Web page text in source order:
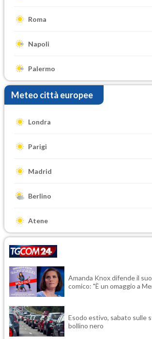
Roma
Napoli
Palermo
Meteo città europee
Londra
Parigi
Madrid
Berlino
Atene
Amanda Knox difende il
comico: "È un omaggio a
Esodo estivo, sabato sulle
bollino nero